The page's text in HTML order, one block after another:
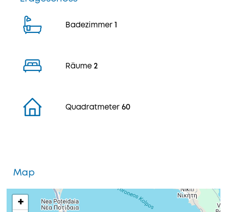
Badezimmer
Räume 2
Quadratmeter 60
Map
+